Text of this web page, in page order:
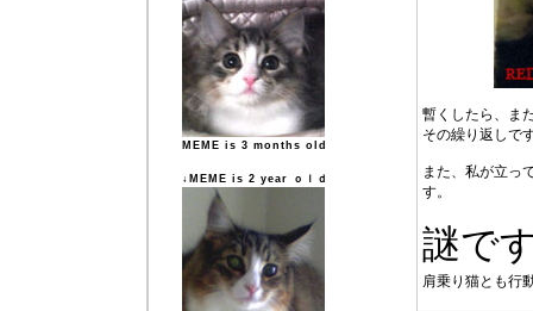
MEME is 3 months old
↓MEME is 2 year ｏｌｄ
暫くしたら、ま
その繰り返しで
また、私が立っ
す。
謎で
肩乗り猫とも行